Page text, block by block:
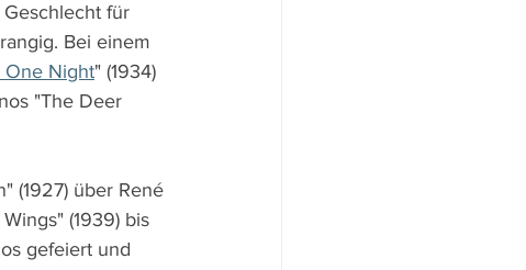
für
Bei einem
One Night" (1934)
"The Deer
(1927) über René
(1939) bis
gefeiert und